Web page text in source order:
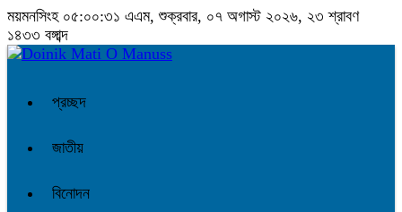
ময়মনসিংহ ০৫:০০:৩১ এএম, শুক্রবার, ০৭ অগাস্ট ২০২৬, ২৩ শ্রাবণ
১৪৩৩ বঙ্গাব্দ
প্রচ্ছদ
জাতীয়
বিনোদন